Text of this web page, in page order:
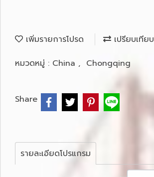
เพิ่มรายการโปรด
เปรียบเทียบ
หมวดหมู่ : China , Chongqing
Share
รายละเอียดโปรแกรม